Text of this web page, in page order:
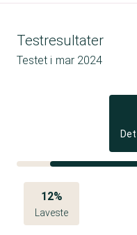
Testresultater
Testet i mar 2024
12%
Laveste